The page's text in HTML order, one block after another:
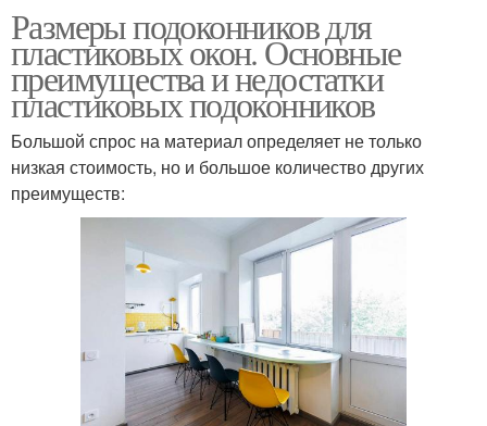
Размеры подоконников для
пластиковых окон. Основные
преимущества и недостатки
пластиковых подоконников
Большой спрос на материал определяет не только
низкая стоимость, но и большое количество других
преимуществ: